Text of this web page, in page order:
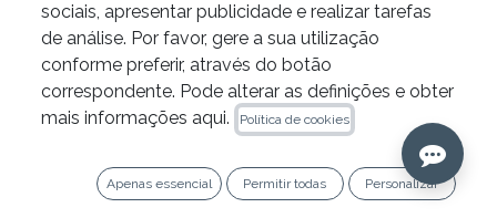
MATERIAL
Peek Polymer Plastic
NUMBER
sociais, apresentar publicidade e realizar tarefas
de análise. Por favor, gere a sua utilização
conforme preferir, através do botão
correspondente. Pode alterar as definições e obter
mais informações aqui.
Política de cookies
Apenas essencial Permitir todas Personalizar